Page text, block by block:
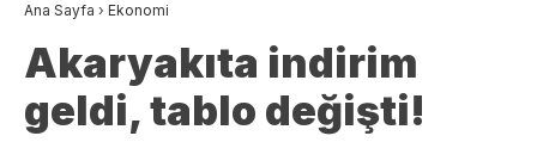
Ana Sayfa › Ekonomi
Akaryakıta indirim
geldi, tablo değişti!